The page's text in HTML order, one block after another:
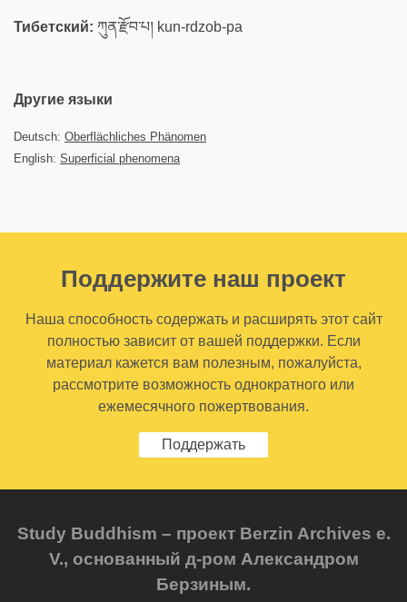
Тибетский: ཀུན་རྫོབ་པ། kun-rdzob-pa
Другие языки
Deutsch: Oberflächliches Phänomen
English: Superficial phenomena
Поддержите наш проект
Наша способность содержать и расширять этот сайт
полностью зависит от вашей поддержки. Если
материал кажется вам полезным, пожалуйста,
рассмотрите возможность однократного или
ежемесячного пожертвования.
Поддержать
Study Buddhism – проект Berzin Archives e.
V., основанный д-ром Александром
Берзиным.